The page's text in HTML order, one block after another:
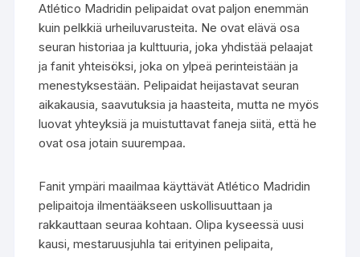
Atlético Madridin pelipaidat ovat paljon enemmän
kuin pelkkiä urheiluvarusteita. Ne ovat elävä osa
seuran historiaa ja kulttuuria, joka yhdistää pelaajat
ja fanit yhteisöksi, joka on ylpeä perinteistään ja
menestyksestään. Pelipaidat heijastavat seuran
aikakausia, saavutuksia ja haasteita, mutta ne myös
luovat yhteyksiä ja muistuttavat faneja siitä, että he
ovat osa jotain suurempaa.
Fanit ympäri maailmaa käyttävät Atlético Madridin
pelipaitoja ilmentääkseen uskollisuuttaan ja
rakkauttaan seuraa kohtaan. Olipa kyseessä uusi
kausi, mestaruusjuhla tai erityinen pelipaita,